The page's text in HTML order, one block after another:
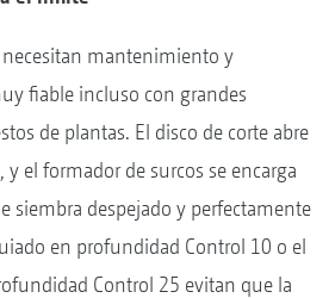
necesitan mantenimiento y
fiable incluso con grandes
de plantas. El disco de corte abre
el formador de surcos se encarga
siembra despejado y perfectamente
en profundidad Control 10 o el
Control 25 evitan que la